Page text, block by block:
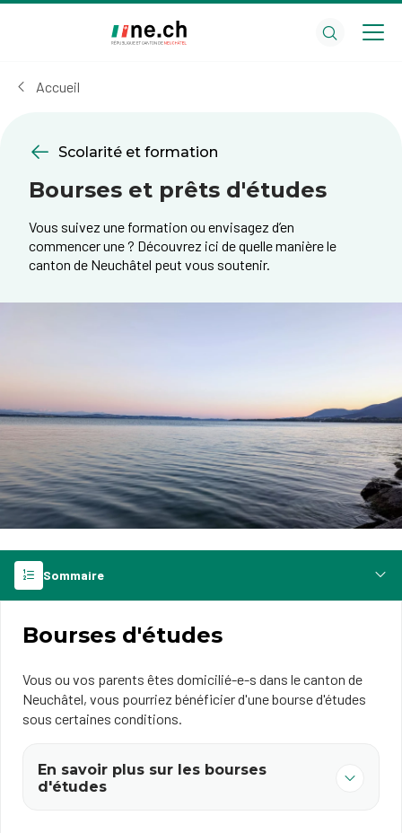
cookies
Accueil
Scolarité et formation
Bourses et prêts d'études
Vous suivez une formation ou envisagez d’en
commencer une ? Découvrez ici de quelle manière le
canton de Neuchâtel peut vous soutenir.
Sommaire
Bourses d'études
Vous ou vos parents êtes domicilié-e-s dans le canton de
Neuchâtel, vous pourriez bénéficier d'une bourse d'études
sous certaines conditions.
En savoir plus sur les bourses
d'études